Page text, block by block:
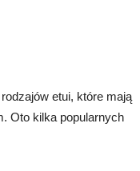
etui, które mają
Oto kilka popularnych